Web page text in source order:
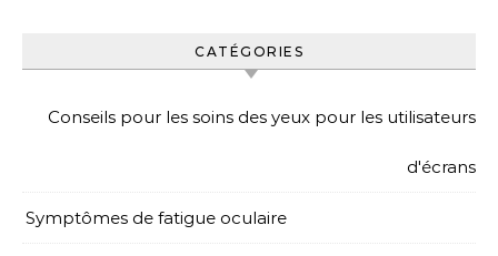
CATÉGORIES
Conseils pour les soins des yeux pour les utilisateurs
d'écrans
Symptômes de fatigue oculaire